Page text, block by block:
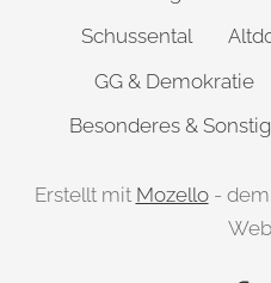
Schussental
GG & Demokratie
Besonderes &
Erstellt mit Mozello- dem